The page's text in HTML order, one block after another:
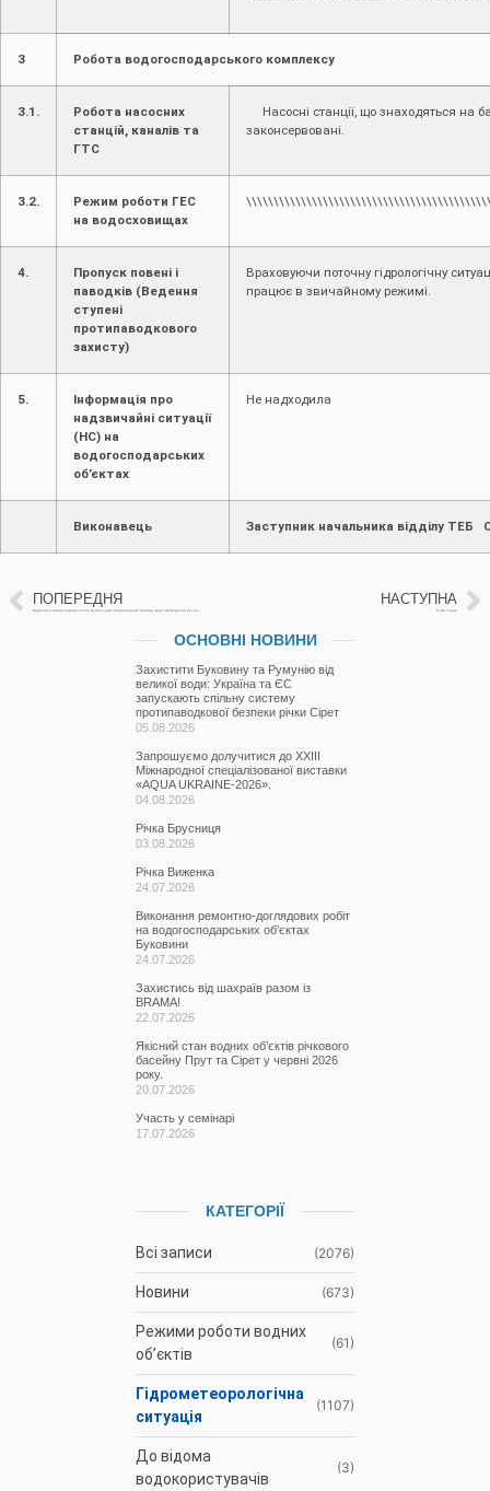
3 Робота водогосподарського комплексу
3.1.
Робота насосних
станцій, каналів та
ГТС
Насосні станції, що знаходяться на
законсервовані.
3.2.
Режим роботи ГЕС
на водосховищах
4.
Пропуск повені і
паводків (Ведення
ступені
протипаводкового
захисту)
Враховуючи поточну гідрологічну
працює в звичайному режимі.
5.
Інформація про
надзвичайні ситуації
(НС) на
водогосподарських
об’єктах
Не надходила
Виконавець Заступник начальника відділу ТЕБ
ПОПЕРЕДНЯ НАСТУПНА
Річка Герца
ОСНОВНІ НОВИНИ
Захистити Буковину та Румунію від
великої води: Україна та ЄС
запускають спільну систему
протипаводкової безпеки річки Сірет
05.08.2026
Запрошуємо долучитися до ХХІІІ
Міжнародної спеціалізованої виставки
«AQUA UKRAINE-2026».
04.08.2026
Річка Брусниця
03.08.2026
Річка Виженка
24.07.2026
Виконання ремонтно-доглядових робіт
на водогосподарських об’єктах
Буковини
24.07.2026
Захистись від шахраїв разом із
BRAMA!
22.07.2026
Якісний стан водних об’єктів річкового
басейну Прут та Сірет у червні 2026
року.
20.07.2026
Участь у семінарі
17.07.2026
КАТЕГОРІЇ
Всі записи (2076)
Новини (673)
Режими роботи водних
об’єктів
(61)
Гідрометеорологічна
ситуація
(1107)
До відома
водокористувачів
(3)